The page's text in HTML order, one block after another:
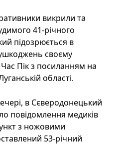
викрили та
41-річного
підозрюється в
ушкоджень своєму
Пік з посиланням на
області.
в Сєверодонецький
повідомлення медиків
з ножовими
53-річний